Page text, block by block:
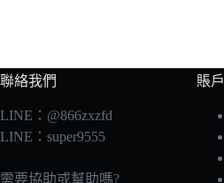
聯絡我們
LINE：@866zxzfd
LINE：super9555
需要協助或幫助嗎?
賬戶